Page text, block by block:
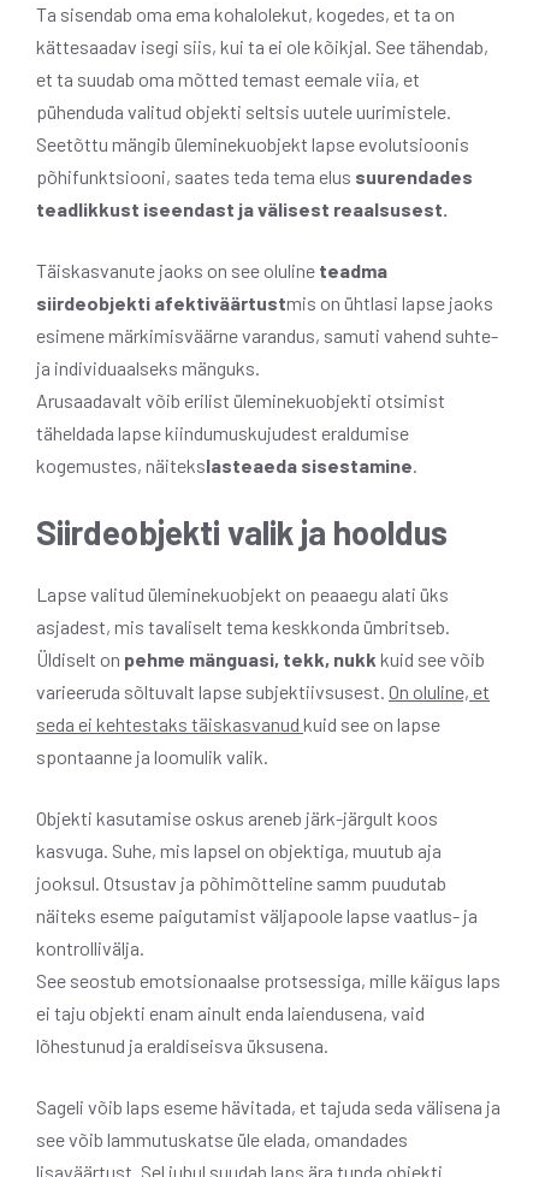
Ta sisendab oma ema kohalolekut, kogedes, et ta on
kättesaadav isegi siis, kui ta ei ole kõikjal. See tähendab,
et ta suudab oma mõtted temast eemale viia, et
pühenduda valitud objekti seltsis uutele uurimistele.
Seetõttu mängib üleminekuobjekt lapse evolutsioonis
põhifunktsiooni, saates teda tema elus suurendades
teadlikkust iseendast ja välisest reaalsusest.
Täiskasvanute jaoks on see oluline teadma
siirdeobjekti afektiväärtustmis on ühtlasi lapse jaoks
esimene märkimisväärne varandus, samuti vahend suhte-
ja individuaalseks mänguks.
Arusaadavalt võib erilist üleminekuobjekti otsimist
täheldada lapse kiindumuskujudest eraldumise
kogemustes, näitekslasteaeda sisestamine
Siirdeobjekti valik ja hooldus
Lapse valitud üleminekuobjekt on peaaegu alati üks
asjadest, mis tavaliselt tema keskkonda ümbritseb.
Üldiselt on pehme mänguasi, tekk, nukk kuid see võib
varieeruda sõltuvalt lapse subjektiivsusest. On oluline, et
seda ei kehtestaks täiskasvanud kuid see on lapse
spontaanne ja loomulik valik.
Objekti kasutamise oskus areneb järk-järgult koos
kasvuga. Suhe, mis lapsel on objektiga, muutub aja
jooksul. Otsustav ja põhimõtteline samm puudutab
näiteks eseme paigutamist väljapoole lapse vaatlus- ja
kontrollivälja.
See seostub emotsionaalse protsessiga, mille käigus laps
ei taju objekti enam ainult enda laiendusena, vaid
lõhestunud ja eraldiseisva üksusena.
Sageli võib laps eseme hävitada, et tajuda seda välisena ja
see võib lammutuskatse üle elada, omandades
lisaväärtust. Sel juhul suudab laps ära tunda objekti